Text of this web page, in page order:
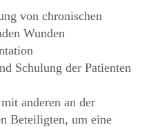
von chronischen
Wunden
Schulung der Patienten
anderen an der
Beteiligten, um eine